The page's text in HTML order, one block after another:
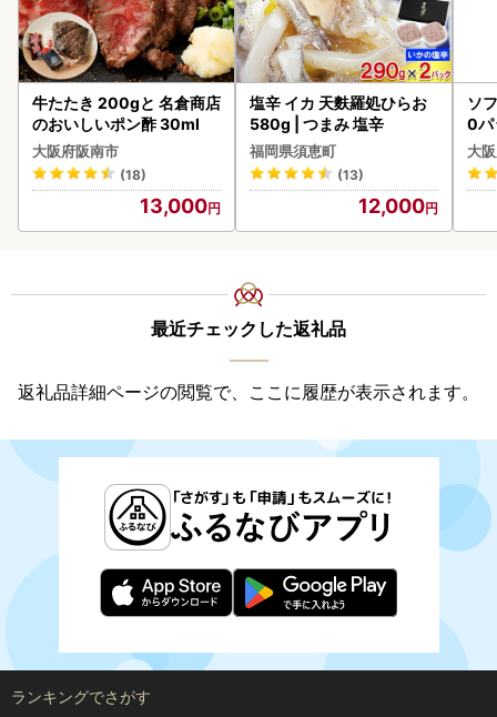
牛たたき 200gと 名倉商店
のおいしいポン酢 30ml
大阪府阪南市
(18)
13,000
塩辛 イカ 天麩羅処ひらお
580g | つまみ 塩辛
福岡県須恵町
(13)
12,000
ソ
0
大
最近チェックした返礼品
返礼品詳細ページの閲覧で、ここに履歴が表示されます。
ランキングでさがす